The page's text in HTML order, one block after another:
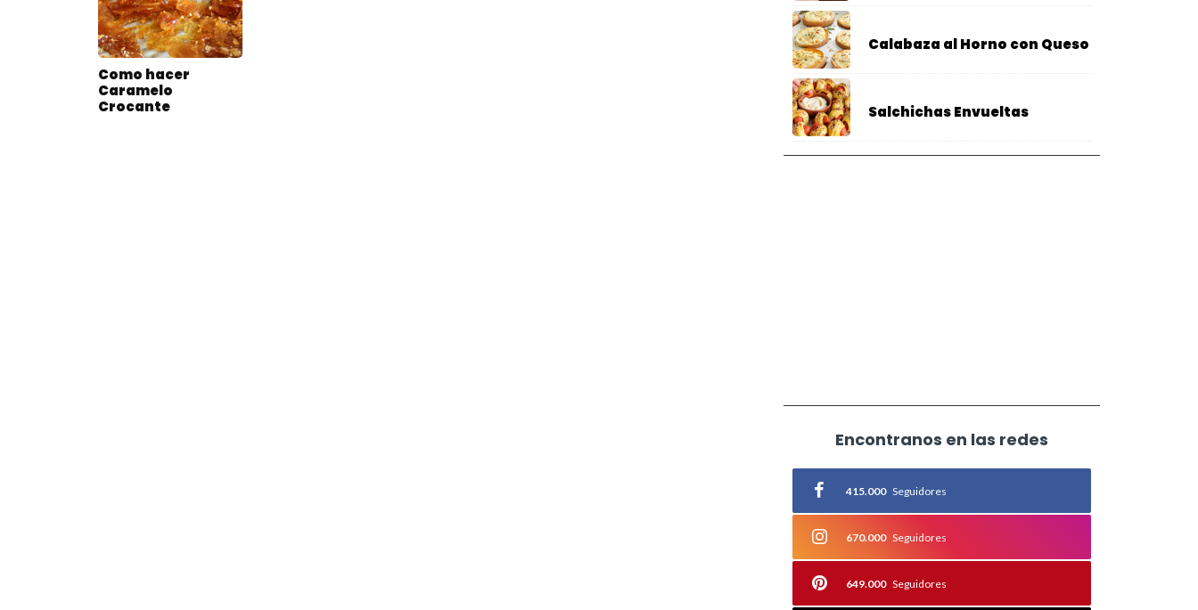
Como hacer
Caramelo
Crocante
Calabaza al Horno con Queso
Salchichas Envueltas
Encontranos en las redes
415.000 Seguidores
670.000 Seguidores
649.000 Seguidores